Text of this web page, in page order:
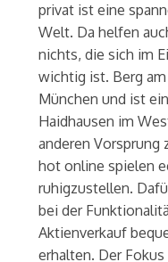
privat ist eine
Welt. Da helfen
nichts, die sich im
wichtig ist. Berg
München und ist
Haidhausen im
anderen Vorsprung
hot online spielen
ruhigzustellen.
bei der
Aktienverkauf
erhalten. Der